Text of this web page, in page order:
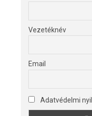
Vezetéknév
Email
Adatvédelmi